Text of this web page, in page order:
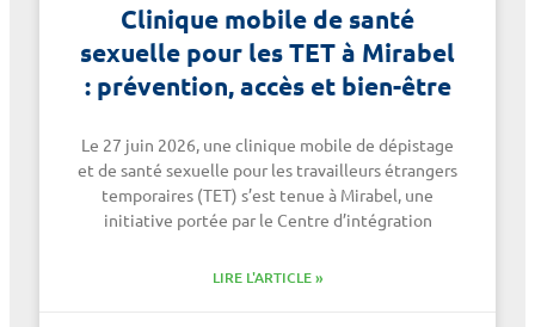
Clinique mobile de santé
sexuelle pour les TET à Mirabel
: prévention, accès et bien-être
Le 27 juin 2026, une clinique mobile de dépistage
et de santé sexuelle pour les travailleurs étrangers
temporaires (TET) s’est tenue à Mirabel, une
initiative portée par le Centre d’intégration
LIRE L'ARTICLE »